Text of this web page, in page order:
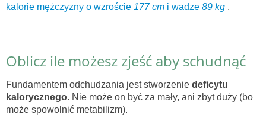
kalorie mężczyzny o wzroście 177 cm i wadze 89 kg .
Oblicz ile możesz zjeść aby schudnąć
Fundamentem odchudzania jest stworzenie deficytu
kalorycznego. Nie może on być za mały, ani zbyt duży (bo
może spowolnić metabilizm).